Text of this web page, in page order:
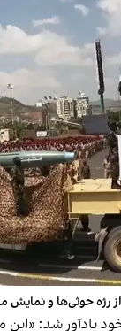
رژه حوثی‌ها و
یادآور شد: